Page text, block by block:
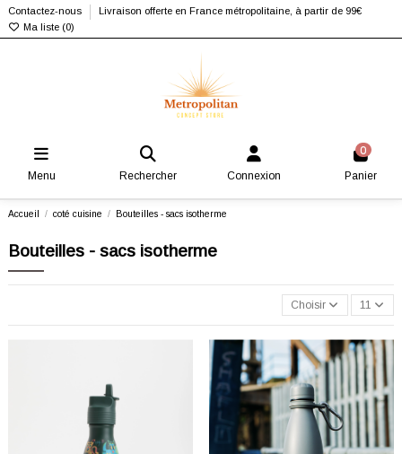
Contactez-nous
Livraison offerte en France métropolitaine, à partir de 99€
Ma liste (0)
Menu Rechercher Connexion
0
Panier
Accueil coté cuisine Bouteilles - sacs isotherme
Bouteilles - sacs isotherme
Choisir 11